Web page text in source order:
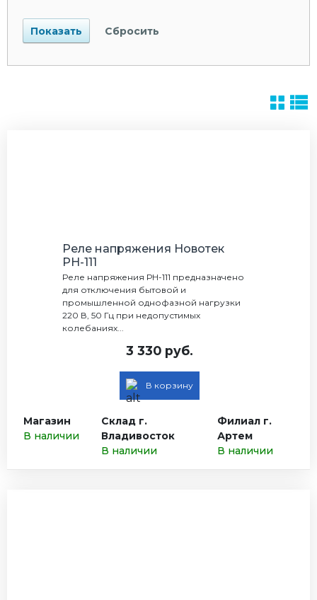
Реле напряжения Новотек
РН-111
Реле напряжения РН-111 предназначено
для отключения бытовой и
промышленной однофазной нагрузки
220 В, 50 Гц при недопустимых
колебаниях...
3 330 руб.
В корзину
Магазин
В наличии
Склад г.
Владивосток
В наличии
Филиал г.
Артем
В наличии